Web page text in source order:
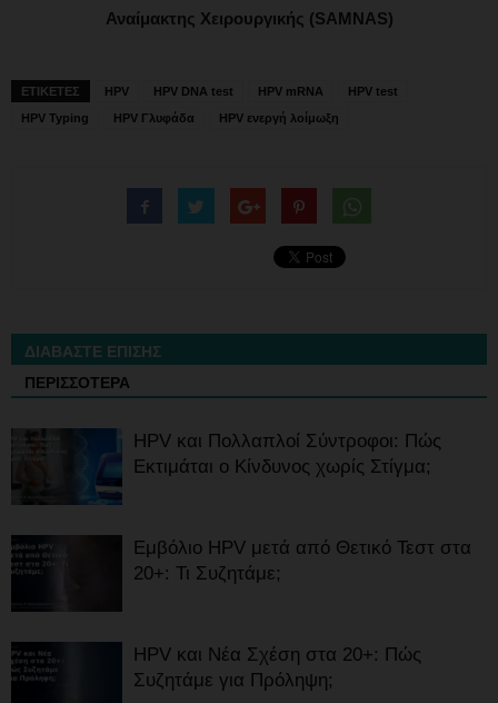
Αναίμακτης Χειρουργικής (SAMNAS)
ΕΤΙΚΕΤΕΣ HPV HPV DNA test HPV mRNA
HPV test
HPV Typing
HPV Γλυφάδα HPV ενεργή λοίμωξη
ΔΙΑΒΑΣΤΕ ΕΠΙΣΗΣ
ΠΕΡΙΣΣΟΤΕΡΑ
HPV και Πολλαπλοί Σύντροφοι: Πώς
Εκτιμάται ο Κίνδυνος χωρίς Στίγμα;
Εμβόλιο HPV μετά από Θετικό Τεστ στα
20+: Τι Συζητάμε;
HPV και Νέα Σχέση στα 20+: Πώς
Συζητάμε για Πρόληψη;